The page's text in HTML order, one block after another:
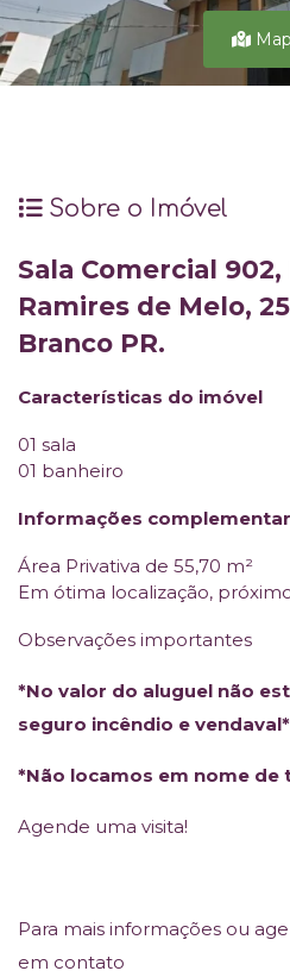
Sobre o Imóvel
Sala Comercial
Ramires de Melo,
Branco PR.
Características do imóvel
01 sala
01 banheiro
Informações
Área Privativa de 55,70 m²
Em ótima localização,
Observações importantes
*No valor do aluguel não
seguro incêndio e vendaval*
*Não locamos em nome de
Agende uma visita!
Para mais informações ou
em contato